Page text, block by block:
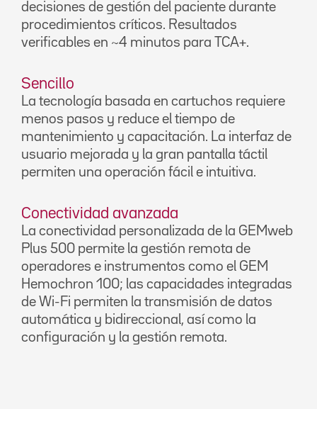
decisiones de gestión del paciente durante
procedimientos críticos. Resultados
verificables en ~4 minutos para TCA+.
Sencillo
La tecnología basada en cartuchos requiere
menos pasos y reduce el tiempo de
mantenimiento y capacitación. La interfaz de
usuario mejorada y la gran pantalla táctil
permiten una operación fácil e intuitiva.
Conectividad avanzada
La conectividad personalizada de la GEMweb
Plus 500 permite la gestión remota de
operadores e instrumentos como el GEM
Hemochron 100; las capacidades integradas
de Wi-Fi permiten la transmisión de datos
automática y bidireccional, así como la
configuración y la gestión remota.